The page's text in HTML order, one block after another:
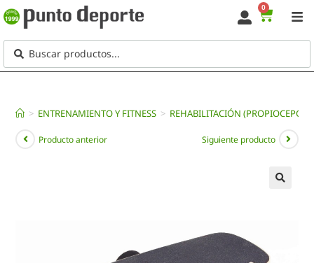
0
> ENTRENAMIENTO Y FITNESS > REHABILITACIÓN
Producto anterior Siguiente producto